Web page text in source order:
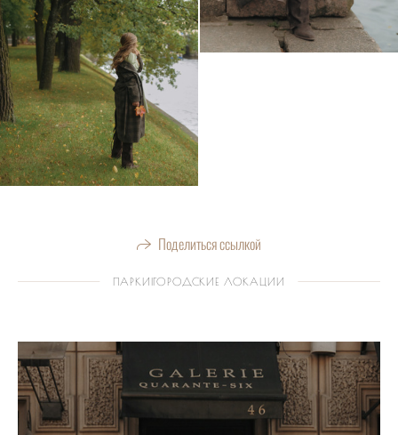
Поделиться ссылкой
ПАРКИ|ГОРОДСКИЕ ЛОКАЦИИ